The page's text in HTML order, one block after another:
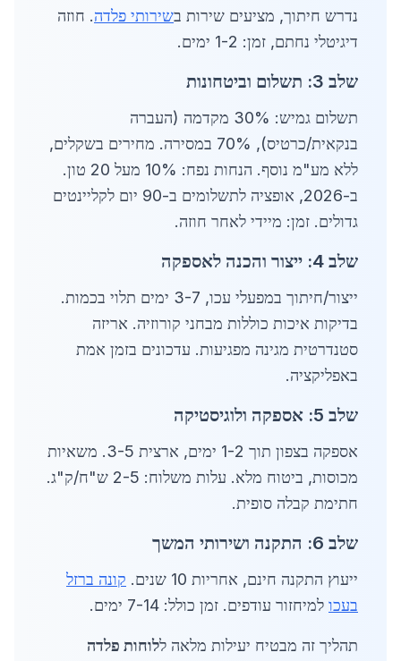
נדרש חיתוך, מציעים שירות בשירותי פלדה. חוזה
דיגיטלי נחתם, זמן: 1-2 ימים.
שלב 3: תשלום וביטחונות
תשלום גמיש: 30% מקדמה (העברה
בנקאית/כרטיס), 70% במסירה. מחירים בשקלים,
ללא מע"מ נוסף. הנחות נפח: 10% מעל 20 טון.
ב-2026, אופציה לתשלומים ב-90 יום לקליינטים
גדולים. זמן: מיידי לאחר חוזה.
שלב 4: ייצור והכנה לאספקה
ייצור/חיתוך במפעלי עכו, 3-7 ימים תלוי בכמות.
בדיקות איכות כוללות מבחני קורוזיה. אריזה
סטנדרטית מגינה מפגיעות. עדכונים בזמן אמת
באפליקציה.
שלב 5: אספקה ולוגיסטיקה
אספקה בצפון תוך 1-2 ימים, ארצית 3-5. משאיות
מכוסות, ביטוח מלא. עלות משלוח: 2-5 ש"ח/ק"ג.
חתימת קבלה סופית.
שלב 6: התקנה ושירותי המשך
ייעוץ התקנה חינם, אחריות 10 שנים.
קונה ברזל
בעכו למיחזור עודפים. זמן כולל: 7-14 ימים.
תהליך זה מבטיח יעילות מלאה ללוחות פלדה